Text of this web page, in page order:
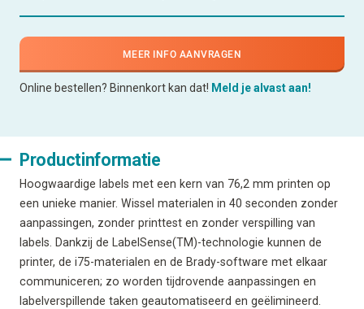
MEER INFO AANVRAGEN
Online bestellen? Binnenkort kan dat! Meld je alvast aan!
Productinformatie
Hoogwaardige labels met een kern van 76,2 mm printen op
een unieke manier. Wissel materialen in 40 seconden zonder
aanpassingen, zonder printtest en zonder verspilling van
labels. Dankzij de LabelSense(TM)-technologie kunnen de
printer, de i75-materialen en de Brady-software met elkaar
communiceren; zo worden tijdrovende aanpassingen en
labelverspillende taken geautomatiseerd en geëlimineerd.